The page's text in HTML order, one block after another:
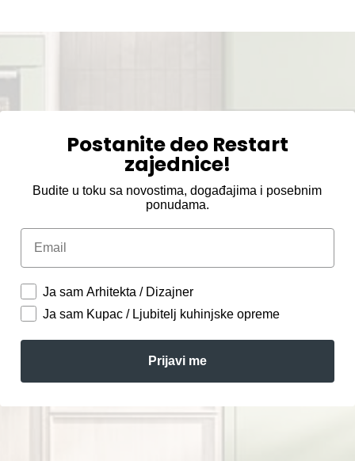
Postanite deo Restart
zajednice!
Budite u toku sa novostima, događajima i posebnim
ponudama.
Email
Ja sam Arhitekta / Dizajner
Ja sam Kupac / Ljubitelj kuhinjske opreme
Prijavi me